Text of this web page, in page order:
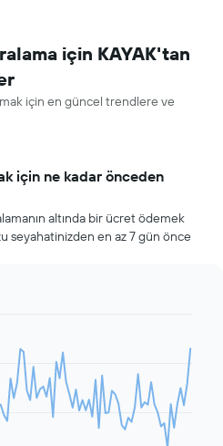
için KAYAK'tan
için en güncel trendlere ve
için ne kadar önceden
altında bir ücret ödemek
seyahatinizden en az 7 gün önce